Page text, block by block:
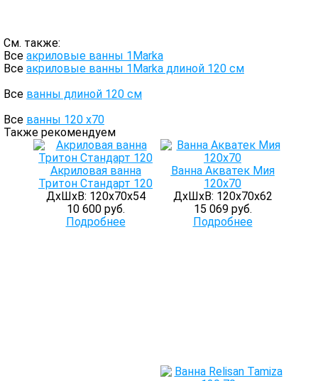
См. также:
Все акриловые ванны 1Marka
Все акриловые ванны 1Marka длиной 120 см
Все ванны длиной 120 см
Все ванны 120 х70
Также рекомендуем
Акриловая ванна
Тритон Стандарт 120
ДхШхВ: 120х70х54
10 600 руб.
Подробнее
Ванна Акватек Мия
120х70
ДхШхВ: 120х70х62
15 069 руб.
Подробнее